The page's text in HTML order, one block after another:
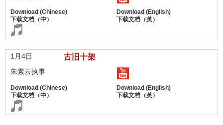
1月4日 古旧十架
朱素云执事